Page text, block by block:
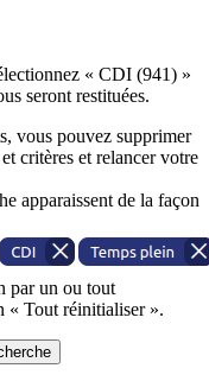
« CDI (941) »
seront restituées.
vous pouvez supprimer
critères et relancer votre
apparaissent de la façon
par un ou tout
« Tout réinitialiser ».